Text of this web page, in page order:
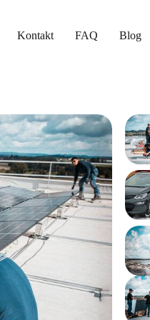
Kontakt FAQ Blog